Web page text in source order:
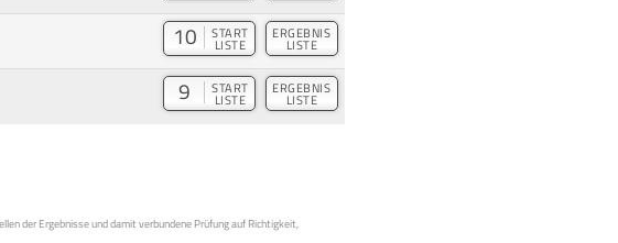
10 START
LISTE
ERGEBNIS
LISTE
9 START
LISTE
ERGEBNIS
LISTE
der Ergebnisse und damit verbundene Prüfung auf Richtigkeit,